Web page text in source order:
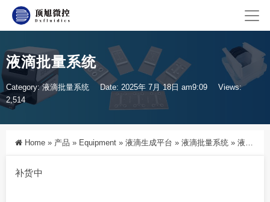
液滴批量系统
Category:液滴批量系统 Date: 2025年 7月 18日 am9:09
Views:
2,514
Home » 产品 » Equipment » 液滴生成平台 » 液滴批量系统 » 液滴批量系统
补货中